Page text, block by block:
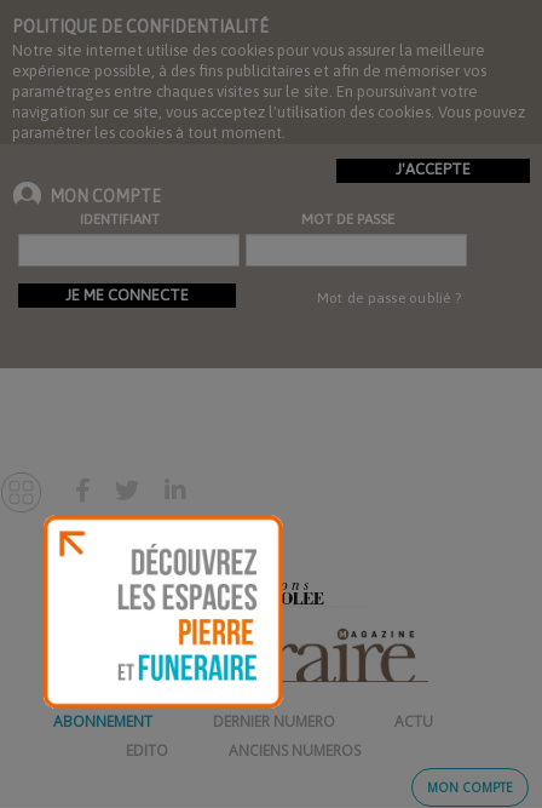
POLITIQUE DE CONFIDENTIALITÉ
Notre site internet utilise des cookies pour vous assurer la meilleure
expérience possible, à des fins publicitaires et afin de mémoriser vos
paramétrages entre chaques visites sur le site. En poursuivant votre
navigation sur ce site, vous acceptez l'utilisation des cookies. Vous pouvez
paramétrer les cookies à tout moment.
J'ACCEPTE
MON COMPTE
IDENTIFIANT MOT DE PASSE
JE ME CONNECTE Mot de passe oublié ?
MON COMPTE
ABONNEMENT DERNIER NUMERO
ACTU
EDITO
ANCIENS NUMEROS